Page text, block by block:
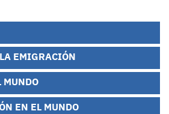
EMIGRACIÓN
EN EL MUNDO